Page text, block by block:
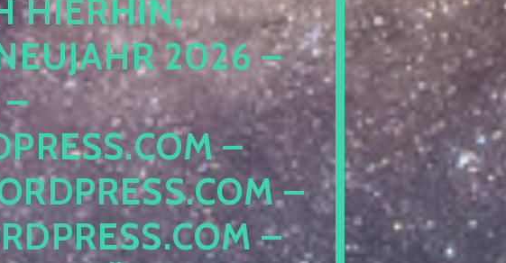
I
2026 – N
– D
– L
– A